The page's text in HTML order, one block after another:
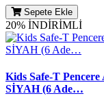
Sepete Ekle
20% İNDİRİMLİ
Kids Safe-T
SİYAH (6 Ade…